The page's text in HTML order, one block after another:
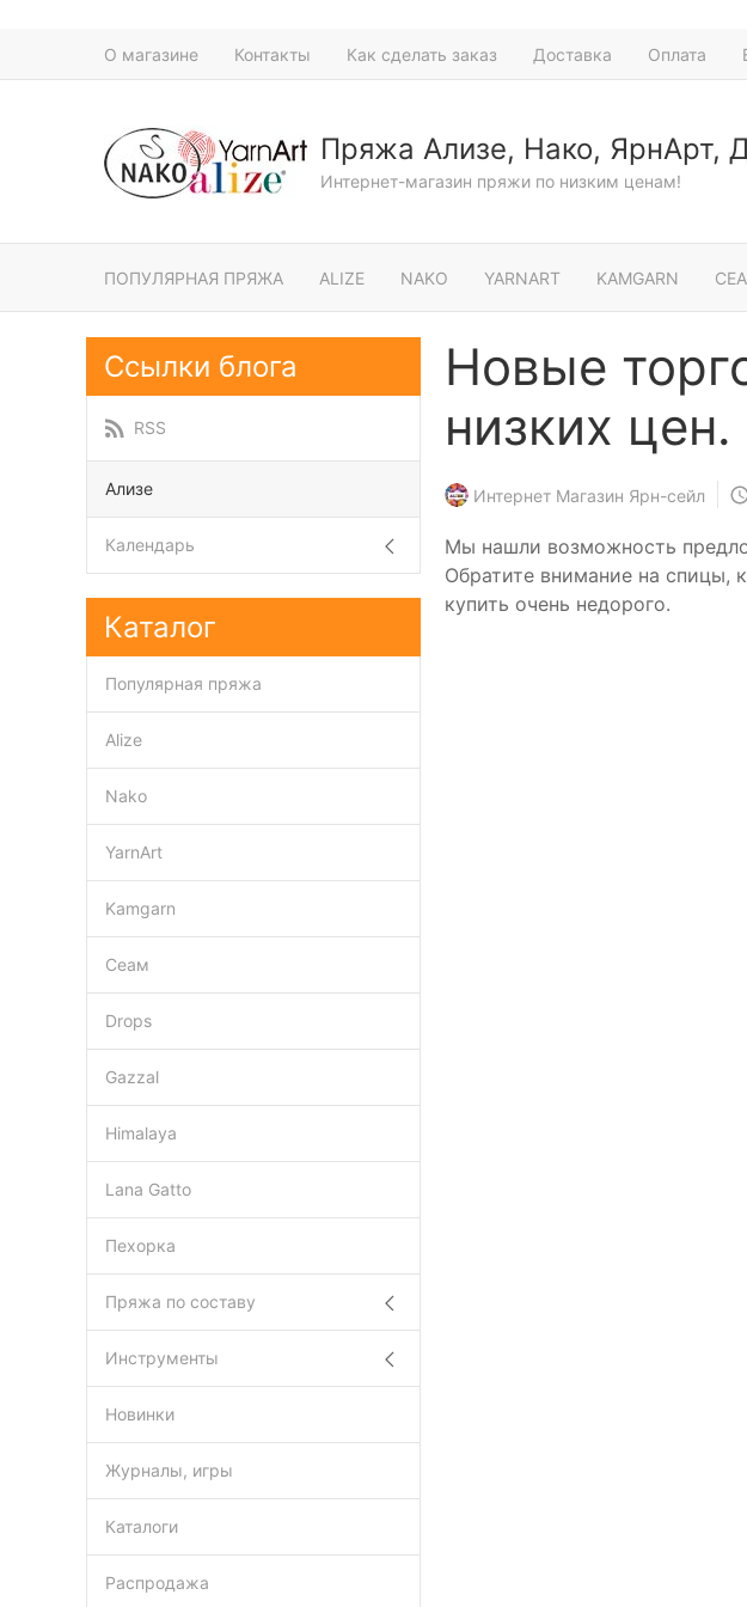
О магазине Контакты Как сделать заказ Доставка Оплата
Пряжа Ализе, Нако, ЯрнАрт,
Интернет-магазин пряжи по низким ценам!
ПОПУЛЯРНАЯ ПРЯЖА ALIZE NAKO YARNART KAMGARN
Новые
низких цен.
Интернет Магазин Ярн-сейл
Мы нашли возможность
Обратите внимание на спицы,
купить очень недорого.
Ссылки блога
RSS
Ализе
Календарь
Каталог
Популярная пряжа
Alize
Nako
YarnArt
Kamgarn
Сеам
Drops
Gazzal
Himalaya
Lana Gatto
Пехорка
Пряжа по составу
Инструменты
Новинки
Журналы, игры
Каталоги
Распродажа